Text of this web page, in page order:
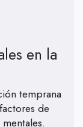
en la
temprana
de